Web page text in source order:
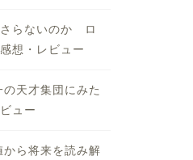
さらないのか ロ
想・レビュー
の天才集団にみた
ュー
から将来を読み解